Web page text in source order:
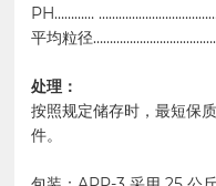
PH…………
平均粒径
处理：
按照规定储存时，最短保
件。